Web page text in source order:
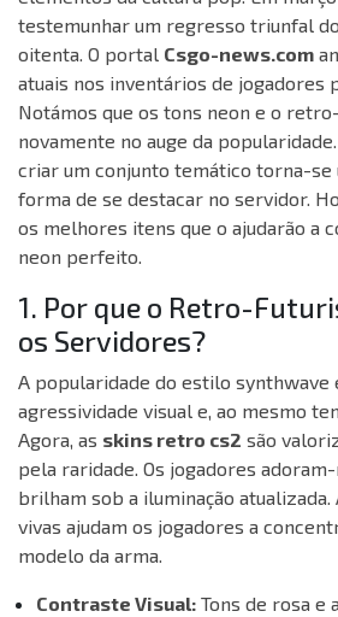
testemunhar um regresso triunfal
oitenta. O portal Csgo-news.com
atuais nos inventários de jogadores
Notámos que os tons neon e o
novamente no auge da
criar um conjunto temático torna-se
forma de se destacar no servidor.
os melhores itens que o ajudarão a
neon perfeito.
1. Por que o Retro-
os Servidores?
A popularidade do estilo synthwave
agressividade visual e, ao mesmo
Agora, as skins retro cs2 são
pela raridade. Os jogadores
brilham sob a iluminação atualizada.
vivas ajudam os jogadores a
modelo da arma.
Contraste Visual: Tons de rosa e